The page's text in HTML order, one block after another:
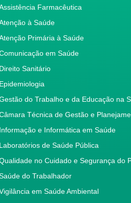
Farmacêutica
à Saúde
Primária à Saúde
em Saúde
Direito Sanitário
Epidemiologia
do Trabalho e da Educação na
Técnica de Gestão e
Informação e Informática em Saúde
Laboratórios de Saúde Pública
no Cuidado e Segurança do
do Trabalhador
em Saúde Ambiental